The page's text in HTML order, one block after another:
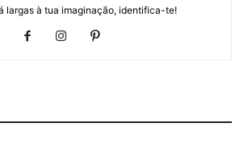
largas à tua imaginação, identifica-te!